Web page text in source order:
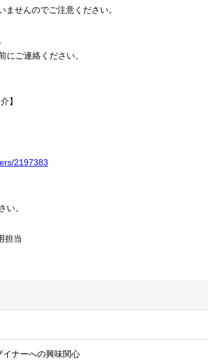
せんのでご注意ください。
にご連絡ください。
】
2197383
い。
担当
イナーへの興味関心